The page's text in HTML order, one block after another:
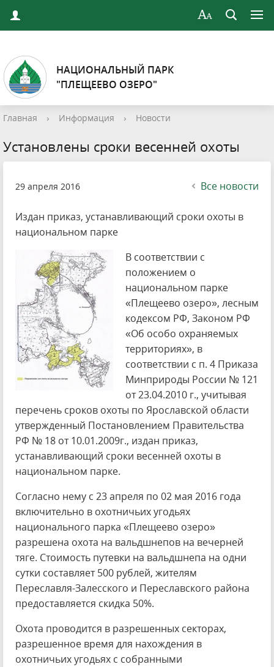
НАЦИОНАЛЬНЫЙ ПАРК
"ПЛЕЩЕЕВО ОЗЕРО"
Главная › Информация › Новости
Установлены сроки весенней охоты
29 апреля 2016 Все новости
Издан приказ, устанавливающий сроки охоты в
национальном парке
В соответствии с
положением о
национальном парке
«Плещеево озеро», лесным
кодексом РФ, Законом РФ
«Об особо охраняемых
территориях», в
соответствии с п. 4 Приказа
Минприроды России № 121
от 23.04.2010 г., учитывая
перечень сроков охоты по Ярославской области
утвержденный Постановлением Правительства
РФ № 18 от 10.01.2009г., издан приказ,
устанавливающий сроки весенней охоты в
национальном парке.
Согласно нему с 23 апреля по 02 мая 2016 года
включительно в охотничьих угодьях
национального парка «Плещеево озеро»
разрешена охота на вальдшнепов на вечерней
тяге. Стоимость путевки на вальдшнепа на одни
сутки составляет 500 рублей, жителям
Переславля-Залесского и Переславского района
предоставляется скидка 50%.
Охота проводится в разрешенных секторах,
разрешенное время для нахождения в
охотничьих угодьях с собранными